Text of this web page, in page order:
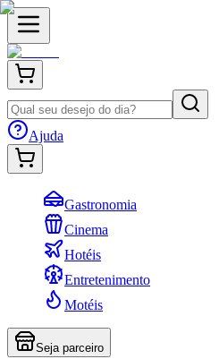
Ajuda
Gastronomia
Cinema
Hotéis
Entretenimento
Motéis
Seja parceiro